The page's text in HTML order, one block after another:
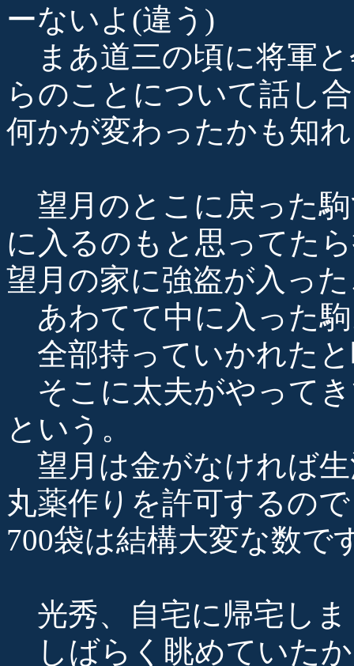
ーないよ(違う)
まあ道三の頃に将軍
らのことについて話し
何かが変わったかも知
望月のとこに戻った
に入るのもと思ってた
望月の家に強盗が入っ
あわてて中に入った
全部持っていかれた
そこに太夫がやって
という。
望月は金がなければ
丸薬作りを許可するの
700袋は結構大変な数で
光秀、自宅に帰宅しま
しばらく眺めていた